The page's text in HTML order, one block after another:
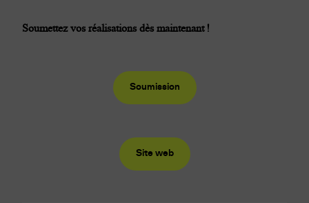
Soumettez vos réalisations dès maintenant !
Soumission
Site web